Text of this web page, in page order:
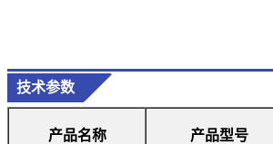
技术参数
产品名称 产品型号